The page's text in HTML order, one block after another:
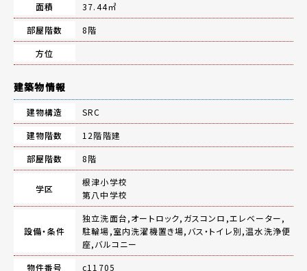
面積
37.44㎡
部屋階数
8階
方位
建築物情報
建物構造
SRC
建物階数
12階階建
部屋階数
8階
学区
根津小学校
第八中学校
設備・条件
独立洗面台,オートロック,ガスコンロ,エレベーター,
駐輪場,室内洗濯機置き場,バス・トイレ別,温水洗浄便
座,バルコニー
物件番号
c11705